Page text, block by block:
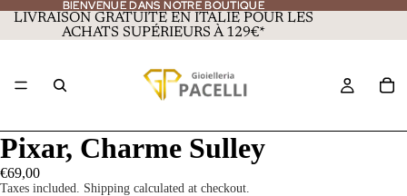
BIENVENUE DANS NOTRE BOUTIQUE
BIENVENUE DANS NOTRE BOUTIQUE
LIVRAISON GRATUITE EN ITALIE POUR LES
ACHATS SUPÉRIEURS À 129€*
Pixar, Charme Sulley
€69,00
Taxes included. Shipping calculated at checkout.